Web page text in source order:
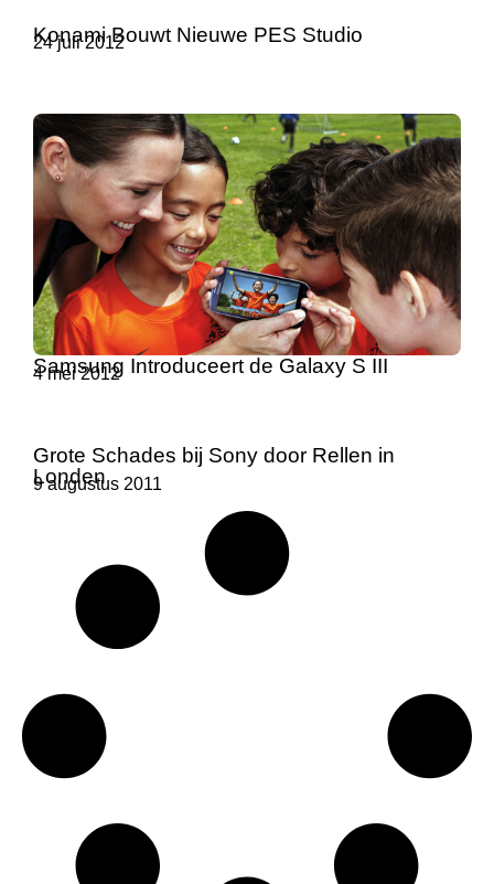
Konami Bouwt Nieuwe PES Studio
24 juli 2012
Samsung Introduceert de Galaxy S III
4 mei 2012
Grote Schades bij Sony door Rellen in
Londen
9 augustus 2011